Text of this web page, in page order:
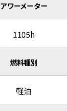
アワーメーター
1105h
燃料種別
軽油